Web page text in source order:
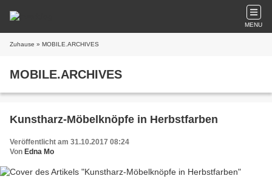
MENU
Zuhause » MOBILE.ARCHIVES
MOBILE.ARCHIVES
Kunstharz-Möbelknöpfe in Herbstfarben
Veröffentlicht am 31.10.2017 08:24
Von Edna Mo